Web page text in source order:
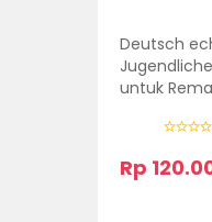
Deutsch
untuk
Rp